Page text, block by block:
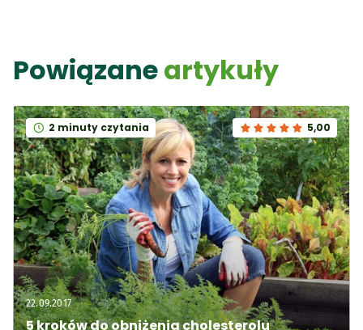
Powiązaneartykuły
22.09.2017
5 kroków do obniżenia cholesterolu
2 minuty czytania 5,00